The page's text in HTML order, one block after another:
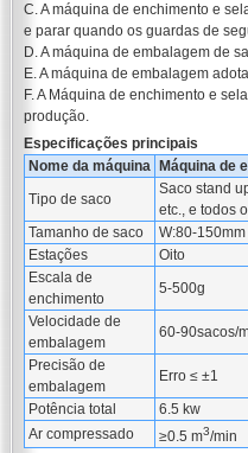
C. A máquina de enchimento e
e parar quando os guardas de
D. A máquina de embalagem de
E. A máquina de embalagem
F. A Máquina de enchimento e
produção.
Especificações principais
Nome da máquina
Máquina de
Tipo de saco
Saco stand
etc., e todos
Tamanho de saco
W:80-
Estações
Oito
Escala de
enchimento
5-500g
Velocidade de
embalagem
60-90sacos/
Precisão de
embalagem
Erro ≤ ±1
Potência total
6.5 kw
Ar compressado
≥0.5 m3/min